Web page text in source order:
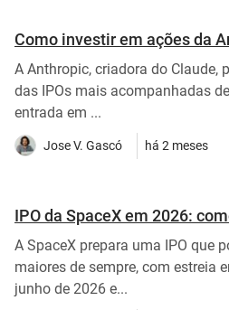
Como investir em ações da
A Anthropic, criadora do Claude,
das IPOs mais acompanhadas
entrada em ...
Jose V. Gascó há 2 meses
IPO da SpaceX em 2026:
A SpaceX prepara uma IPO que
maiores de sempre, com estreia
junho de 2026 e...